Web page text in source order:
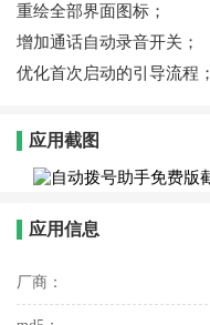
重绘全部界面图标；
增加通话自动录音开关；
优化首次启动的引导流程；
应用截图
应用信息
厂商：